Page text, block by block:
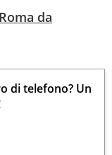
da
di telefono? Un